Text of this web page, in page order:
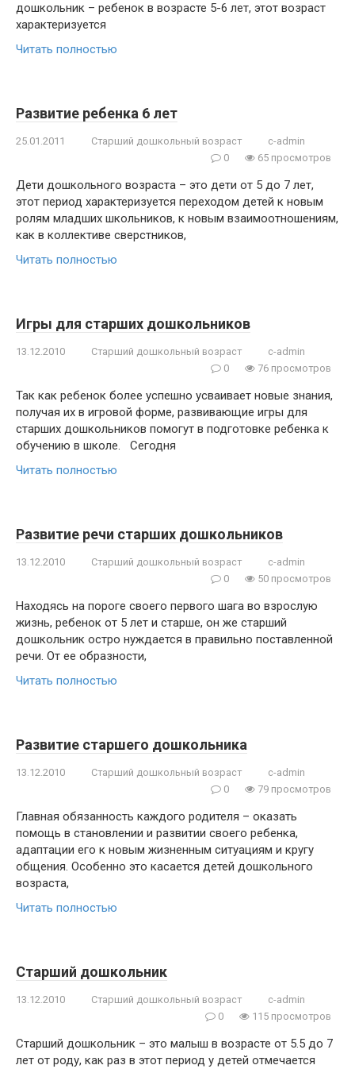
дошкольник – ребенок в возрасте 5-6 лет, этот возраст
характеризуется
Читать полностью
Развитие ребенка 6 лет
25.01.2011 Старший дошкольный возраст
c-admin
0
65 просмотров
Дети дошкольного возраста – это дети от 5 до 7 лет,
этот период характеризуется переходом детей к новым
ролям младших школьников, к новым взаимоотношениям,
как в коллективе сверстников,
Читать полностью
Игры для старших дошкольников
13.12.2010 Старший дошкольный возраст
c-admin
0
76 просмотров
Так как ребенок более успешно усваивает новые знания,
получая их в игровой форме, развивающие игры для
старших дошкольников помогут в подготовке ребенка к
обучению в школе. Сегодня
Читать полностью
Развитие речи старших дошкольников
13.12.2010 Старший дошкольный возраст
c-admin
0
50 просмотров
Находясь на пороге своего первого шага во взрослую
жизнь, ребенок от 5 лет и старше, он же старший
дошкольник остро нуждается в правильно поставленной
речи. От ее образности,
Читать полностью
Развитие старшего дошкольника
13.12.2010 Старший дошкольный возраст
c-admin
0
79 просмотров
Главная обязанность каждого родителя – оказать
помощь в становлении и развитии своего ребенка,
адаптации его к новым жизненным ситуациям и кругу
общения. Особенно это касается детей дошкольного
возраста,
Читать полностью
Старший дошкольник
13.12.2010 Старший дошкольный возраст
c-admin
0
115 просмотров
Старший дошкольник – это малыш в возрасте от 5.5 до 7
лет от роду, как раз в этот период у детей отмечается